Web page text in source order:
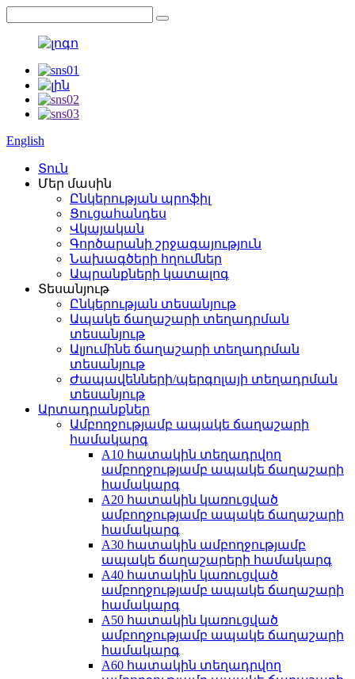
English
Տուն
Մեր մասին
Ընկերության պրոֆիլ
Ցուցահանդես
Վկայական
Գործարանի շրջագայություն
Նախագծերի հղումներ
Ապրանքների կատալոգ
Տեսանյութ
Ընկերության տեսանյութ
Ապակե ճաղաշարի տեղադրման
տեսանյութ
Ալյումինե ճաղաշարի տեղադրման
տեսանյութ
Ժապավենների/պերգոլայի տեղադրման
տեսանյութ
Արտադրանքներ
Ամբողջությամբ ապակե ճաղաշարի
համակարգ
A10 հատակին տեղադրվող
ամբողջությամբ ապակե ճաղաշարի
համակարգ
A20 հատակին կառուցված
ամբողջությամբ ապակե ճաղաշարի
համակարգ
A30 հատակին ամբողջությամբ
ապակե ճաղաշարերի համակարգ
A40 հատակին կառուցված
ամբողջությամբ ապակե ճաղաշարի
համակարգ
A50 հատակին կառուցված
ամբողջությամբ ապակե ճաղաշարի
համակարգ
A60 հատակին տեղադրվող